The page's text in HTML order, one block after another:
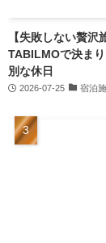
【失敗しない贅
TABILMOで決ま
別な休日
2026-07-25 宿泊